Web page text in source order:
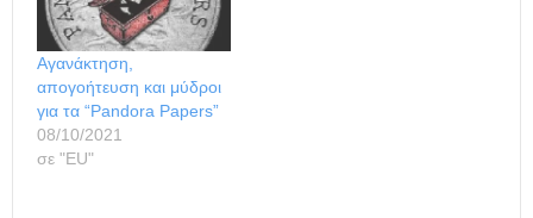
Αγανάκτηση,
απογοήτευση και μύδροι
για τα “Pandora Papers”
08/10/2021
σε "ΕU"